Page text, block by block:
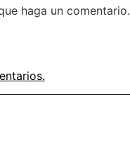
haga un comentario.